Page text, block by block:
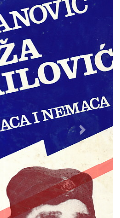
Next